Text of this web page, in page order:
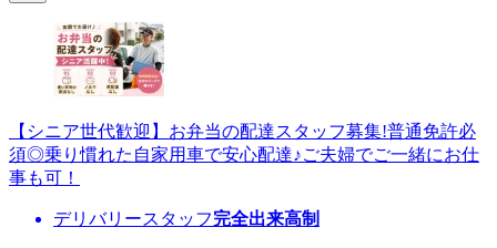
【シニア世代歓迎】お弁当の配達スタッフ募集!普通免許必
須◎乗り慣れた自家用車で安心配達♪ご夫婦でご一緒にお仕
事も可！
デリバリースタッフ完全出来高制